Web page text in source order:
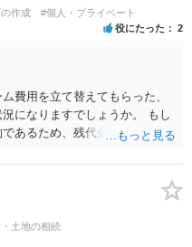
作成 #個人・プライベート
役にたった 2
費用を立て替えてもらった、
になりますでしょうか。 もし
あるため、残代金を捻出して
が単独で全ての債務を負うこと
応に難しい案件であり、公開の
うに思われますので、資料等
ことをお勧めします。
土地の相続